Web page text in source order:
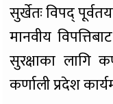
सुर्खेतः विपद्
मानवीय
सुरक्षाका लागि
कर्णाली प्रदेश